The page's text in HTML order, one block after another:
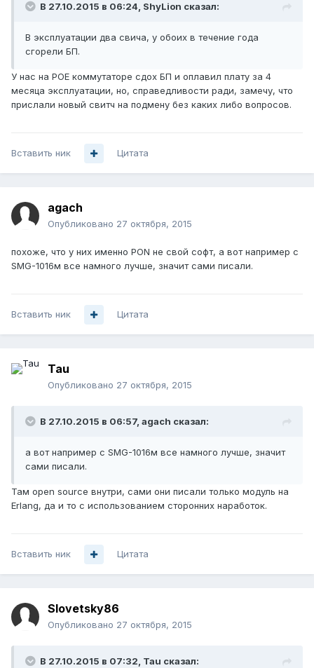
В 27.10.2015 в 06:24, ShyLion сказал:
В эксплуатации два свича, у обоих в течение года
сгорели БП.
У нас на POE коммутаторе сдох БП и оплавил плату за 4
месяца эксплуатации, но, справедливости ради, замечу, что
прислали новый свитч на подмену без каких либо вопросов.
Вставить ник Цитата
agach
Опубликовано 27 октября, 2015
похоже, что у них именно PON не свой софт, а вот например с
SMG-1016м все намного лучше, значит сами писали.
Вставить ник Цитата
Tau
Опубликовано 27 октября, 2015
В 27.10.2015 в 06:57, agach сказал:
а вот например с SMG-1016м все намного лучше, значит
сами писали.
Там open source внутри, сами они писали только модуль на
Erlang, да и то с использованием сторонних наработок.
Вставить ник Цитата
Slovetsky86
Опубликовано 27 октября, 2015
В 27.10.2015 в 07:32, Tau сказал: